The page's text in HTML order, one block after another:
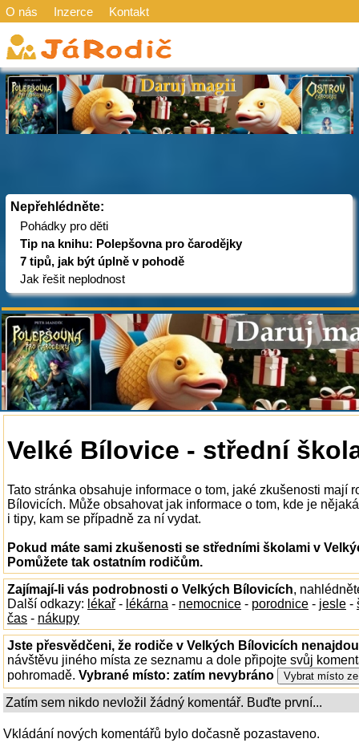
O nás Inzerce Kontakt
Nepřehlédněte:
Pohádky pro děti
Tip na knihu: Polepšovna pro čarodějky
7 tipů, jak být úplně v pohodě
Jak řešit neplodnost
Velké Bílovice - střední
Tato stránka obsahuje informace o tom, jaké zkušenosti mají
Bílovicích. Může obsahovat jak informace o tom, kde je
i tipy, kam se případně za ní vydat.
Pokud máte sami zkušenosti se středními školami v
Pomůžete tak ostatním rodičům.
Zajímají-li vás podrobnosti o Velkých Bílovicích,
Další odkazy: lékař - lékárna - nemocnice - porodnice - jesle -
čas - nákupy
Jste přesvědčeni, že rodiče v Velkých Bílovicích
návštěvu jiného místa ze seznamu a dole připojte svůj
pohromadě. Vybrané místo: zatím nevybráno
Zatím sem nikdo nevložil žádný komentář. Buďte první...
Vkládání nových komentářů bylo dočasně pozastaveno.